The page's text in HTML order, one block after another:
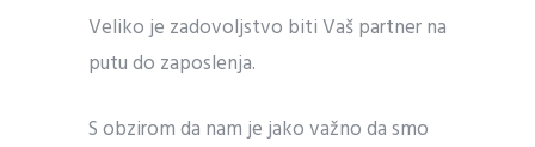
Veliko je zadovoljstvo biti Vaš partner na
putu do zaposlenja.
S obzirom da nam je jako važno da smo